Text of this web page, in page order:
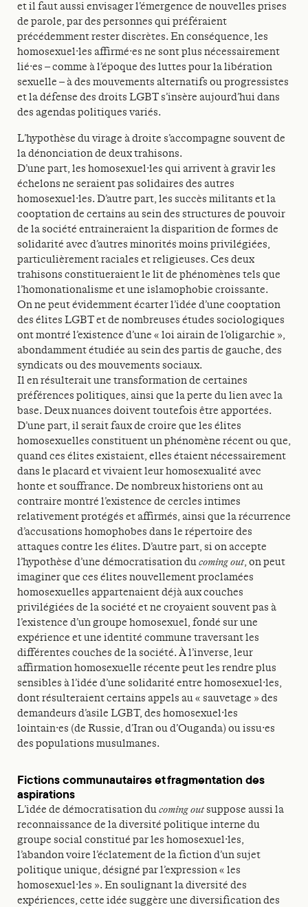
et il faut aussi envisager l’émergence de nouvelles prises
de parole, par des personnes qui préféraient
précédemment rester discrètes. En conséquence, les
homosexuel·les affirmé·es ne sont plus nécessairement
lié·es – comme à l’époque des luttes pour la libération
sexuelle – à des mouvements alternatifs ou progressistes
et la défense des droits LGBT s’insère aujourd’hui dans
des agendas politiques variés.
L’hypothèse du virage à droite s’accompagne souvent de
la dénonciation de deux trahisons.
D’une part, les homosexuel·les qui arrivent à gravir les
échelons ne seraient pas solidaires des autres
homosexuel·les. D’autre part, les succès militants et la
cooptation de certains au sein des structures de pouvoir
de la société entraineraient la disparition de formes de
solidarité avec d’autres minorités moins privilégiées,
particulièrement raciales et religieuses. Ces deux
trahisons constitueraient le lit de phénomènes tels que
l’homonationalisme et une islamophobie croissante.
On ne peut évidemment écarter l’idée d’une cooptation
des élites LGBT et de nombreuses études sociologiques
ont montré l’existence d’une « loi airain de l’oligarchie »,
abondamment étudiée au sein des partis de gauche, des
syndicats ou des mouvements sociaux.
Il en résulterait une transformation de certaines
préférences politiques, ainsi que la perte du lien avec la
base. Deux nuances doivent toutefois être apportées.
D’une part, il serait faux de croire que les élites
homosexuelles constituent un phénomène récent ou que,
quand ces élites existaient, elles étaient nécessairement
dans le placard et vivaient leur homosexualité avec
honte et souffrance. De nombreux historiens ont au
contraire montré l’existence de cercles intimes
relativement protégés et affirmés, ainsi que la récurrence
d’accusations homophobes dans le répertoire des
attaques contre les élites. D’autre part, si on accepte
l’hypothèse d’une démocratisation ducoming out, on peut
imaginer que ces élites nouvellement proclamées
homosexuelles appartenaient déjà aux couches
privilégiées de la société et ne croyaient souvent pas à
l’existence d’un groupe homosexuel, fondé sur une
expérience et une identité commune traversant les
différentes couches de la société. À l’inverse, leur
affirmation homosexuelle récente peut les rendre plus
sensibles à l’idée d’une solidarité entre homosexuel·les,
dont résulteraient certains appels au « sauvetage » des
demandeurs d’asile LGBT, des homosexuel·les
lointain·es (de Russie, d’Iran ou d’Ouganda) ou issu·es
des populations musulmanes.
Fictions communautaires et fragmentation des
aspirations
L’idée de démocratisation ducoming outsuppose aussi la
reconnaissance de la diversité politique interne du
groupe social constitué par les homosexuel·les,
l’abandon voire l’éclatement de la fiction d’un sujet
politique unique, désigné par l’expression « les
homosexuel·les ». En soulignant la diversité des
expériences, cette idée suggère une diversification des